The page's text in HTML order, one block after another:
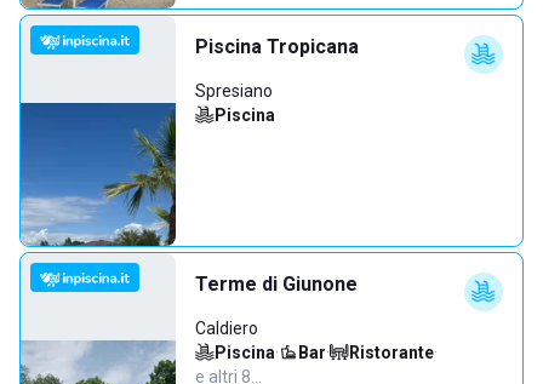
Piscina Tropicana
Spresiano
Piscina
Terme di Giunone
Caldiero
Piscina· Bar· Ristorante·
e altri 8…